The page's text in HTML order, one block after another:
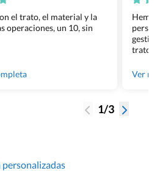
el trato, el material y la
operaciones, un 10, sin
Hemos
gestión
trato
gente
Ver
1/3
personalizadas